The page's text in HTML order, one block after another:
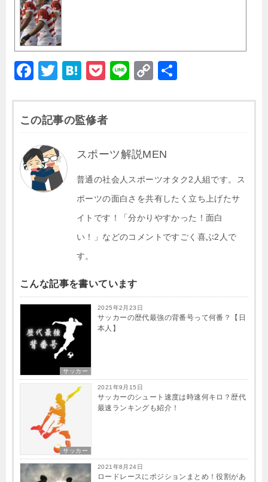
F
c
e
b
o
o
T
tt
er
H
e
n
a
P
c
k
et
Li
e
C
p
y
Li
k
この記事の監修者
スポーツ解説MEN
普通の社会人スポーツオタク2人組です。ス
ポーツの面白さを共有したく立ち上げたサ
イトです！「分かりやすかった！面白
い！」などのコメントですごく喜ぶ2人で
す。
こんな記事を書いています
サッカー
2025年2月23日
サッカーの歴代最強の背番号って何番？【日
本人】
サッカー
2021年9月15日
サッカーのシュート速度は時速何キロ？歴代
最速ランキングも紹介！
2021年8月24日
ロードレースにポジションまとめ！役割があ